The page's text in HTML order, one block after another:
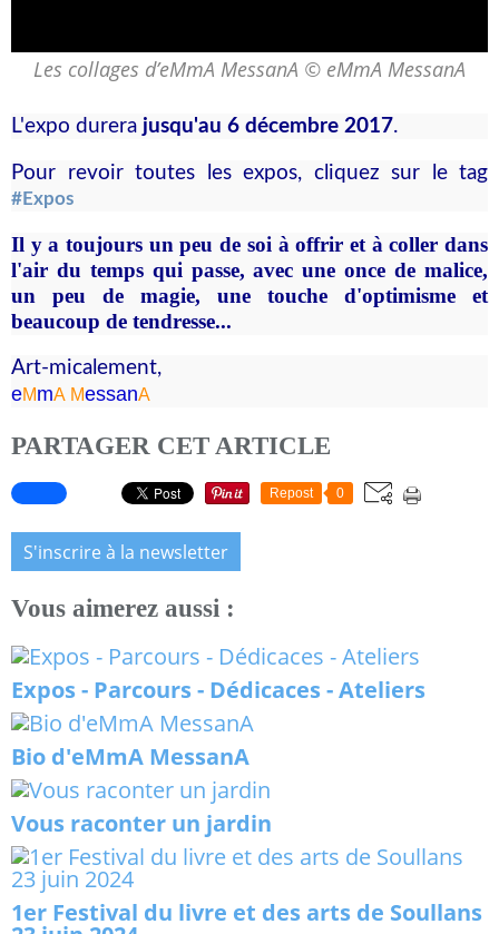
Les collages d’eMmA MessanA © eMmA MessanA
L'expo durera jusqu'au 6 décembre 2017.
Pour revoir toutes les expos, cliquez sur le tag
#Expos
Il y a toujours un peu de soi à offrir et à coller dans
l'air du temps qui passe, avec une once de malice,
un peu de magie, une touche d'optimisme et
beaucoup de tendresse...
Art-micalement,
eMmA MessanA
PARTAGER CET ARTICLE
Repost 0
S'inscrire à la newsletter
Vous aimerez aussi :
Expos - Parcours - Dédicaces - Ateliers
Bio d'eMmA MessanA
Vous raconter un jardin
1er Festival du livre et des arts de Soullans